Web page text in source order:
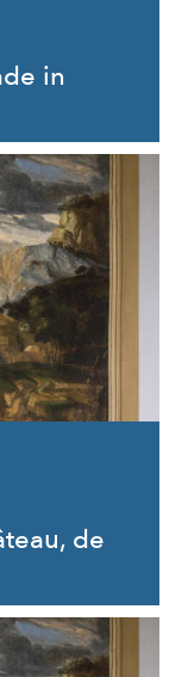
in
de